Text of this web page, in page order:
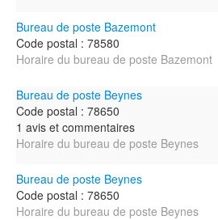
Bureau de poste Bazemont
Code postal : 78580
Horaire du bureau de poste Bazemont
Bureau de poste Beynes
Code postal : 78650
1 avis et commentaires
Horaire du bureau de poste Beynes
Bureau de poste Beynes
Code postal : 78650
Horaire du bureau de poste Beynes